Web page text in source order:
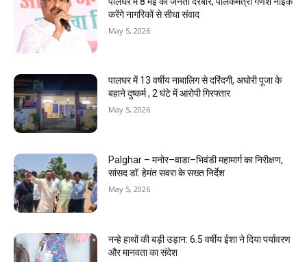
करेंगे नागरिकों से सीधा संवाद
May 5, 2026
पालघर में 13 वर्षीय नाबालिग से दरिंदगी, अघोरी पूजा के
बहाने दुष्कर्म , 2 घंटे में आरोपी गिरफ्तार
May 5, 2026
Palghar – मनोर–वाडा–भिवंडी महामार्ग का निरीक्षण,
सांसद डॉ. हेमंत सवरा के सख्त निर्देश
May 5, 2026
नन्हे हाथों की बड़ी उड़ान: 6.5 वर्षीय ईशा ने दिया पर्यावरण
और मानवता का संदेश